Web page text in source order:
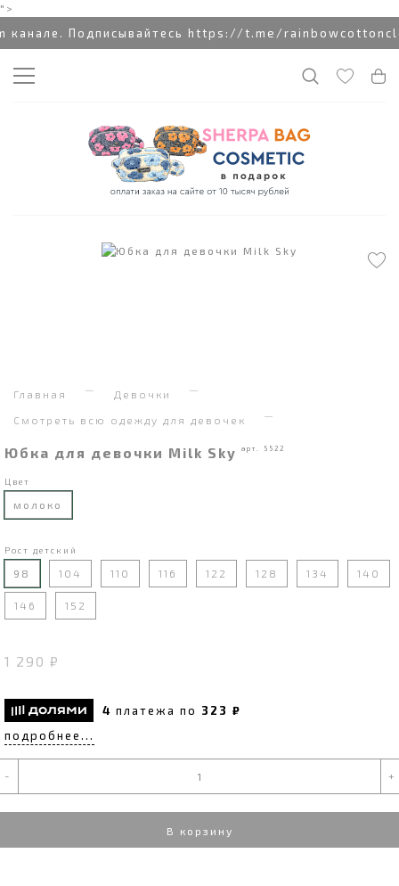
">
Подписывайтесь https://t.me/
Главная Девочки
Смотреть всю одежду для девочек
Юбка для девочки Milk Sky арт. 5522
Цвет
молоко
Рост детский
98 104 110 116 122 128 134 140
146 152
1 290 ₽
4 платежа по 323 ₽
подробнее...
- +
В корзину